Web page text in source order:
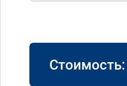
Стоимость: